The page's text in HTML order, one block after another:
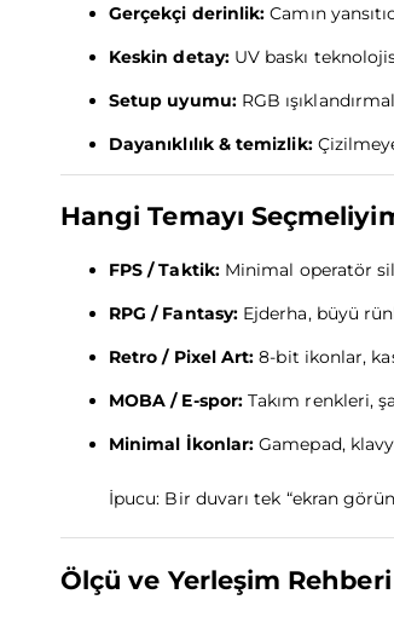
Gerçekçi derinlik: Camın
Keskin detay: UV baskı
Setup uyumu: RGB
Dayanıklılık & temizlik:
Hangi Temayı
FPS / Taktik: Minimal operatör
RPG / Fantasy: Ejderha, büyü
Retro / Pixel Art: 8-bit ikonlar,
MOBA / E-spor: Takım renkleri,
Minimal İkonlar: Gamepad,
İpucu: Bir duvarı tek “ekran
Ölçü ve Yerleşim Rehberi